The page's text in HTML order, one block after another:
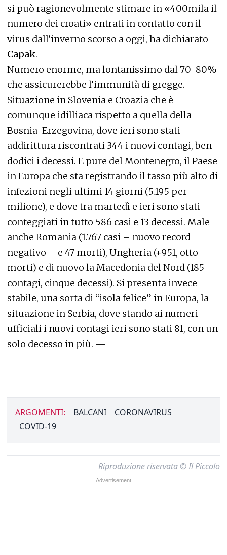
si può ragionevolmente stimare in «400mila il
numero dei croati» entrati in contatto con il
virus dall’inverno scorso a oggi, ha dichiarato
Capak.
Numero enorme, ma lontanissimo dal 70-80%
che assicurerebbe l’immunità di gregge.
Situazione in Slovenia e Croazia che è
comunque idilliaca rispetto a quella della
Bosnia-Erzegovina, dove ieri sono stati
addirittura riscontrati 344 i nuovi contagi, ben
dodici i decessi. E pure del Montenegro, il Paese
in Europa che sta registrando il tasso più alto di
infezioni negli ultimi 14 giorni (5.195 per
milione), e dove tra martedì e ieri sono stati
conteggiati in tutto 586 casi e 13 decessi. Male
anche Romania (1.767 casi – nuovo record
negativo – e 47 morti), Ungheria (+951, otto
morti) e di nuovo la Macedonia del Nord (185
contagi, cinque decessi). Si presenta invece
stabile, una sorta di “isola felice” in Europa, la
situazione in Serbia, dove stando ai numeri
ufficiali i nuovi contagi ieri sono stati 81, con un
solo decesso in più. —
ARGOMENTI: BALCANI
CORONAVIRUS
COVID-19
Riproduzione riservata © Il Piccolo